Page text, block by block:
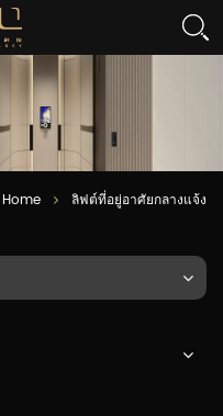
Home ลิฟต์ที่อยู่อาศัยกลางแจ้ง